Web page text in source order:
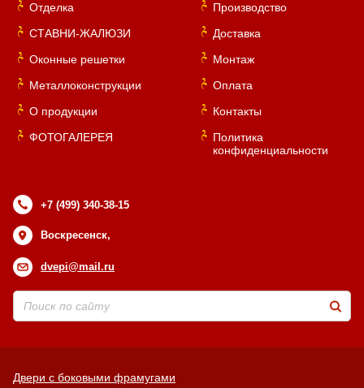
Отделка
СТАВНИ-ЖАЛЮЗИ
Оконные решетки
Металлоконструкции
О продукции
ФОТОГАЛЕРЕЯ
Производство
Доставка
Монтаж
Оплата
Контакты
Политика
конфиденциальности
+7 (499) 340-38-15
Воскресенск,
dvepi@mail.ru
Двери с боковыми фрамугами